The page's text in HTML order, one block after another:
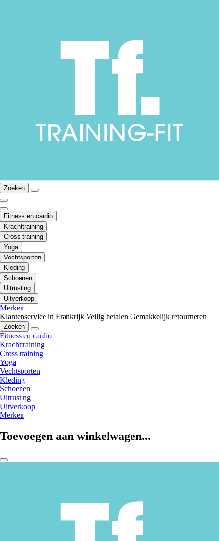
Zoeken
Fitness en cardio
Krachttraining
Cross training
Yoga
Vechtsporten
Kleding
Schoenen
Uitrusting
Uitverkoop
Merken
Klantenservice in Frankrijk Veilig betalen Gemakkelijk retourneren
Zoeken
Fitness en cardio
Krachttraining
Cross training
Yoga
Vechtsporten
Kleding
Schoenen
Uitrusting
Uitverkoop
Merken
Toevoegen aan winkelwagen...